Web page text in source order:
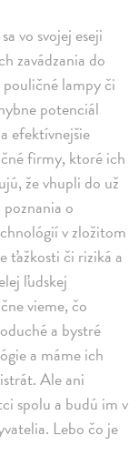
vo svojej eseji
zavádzania do
lampy či
potenciál
efektívnejšie
firmy, ktoré ich
že vhupli do už
o
v zložitom
ťažkosti či riziká a
ľudskej
vieme, čo
a bystré
a máme ich
Ale ani
spolu a budú im v
Lebo čo je